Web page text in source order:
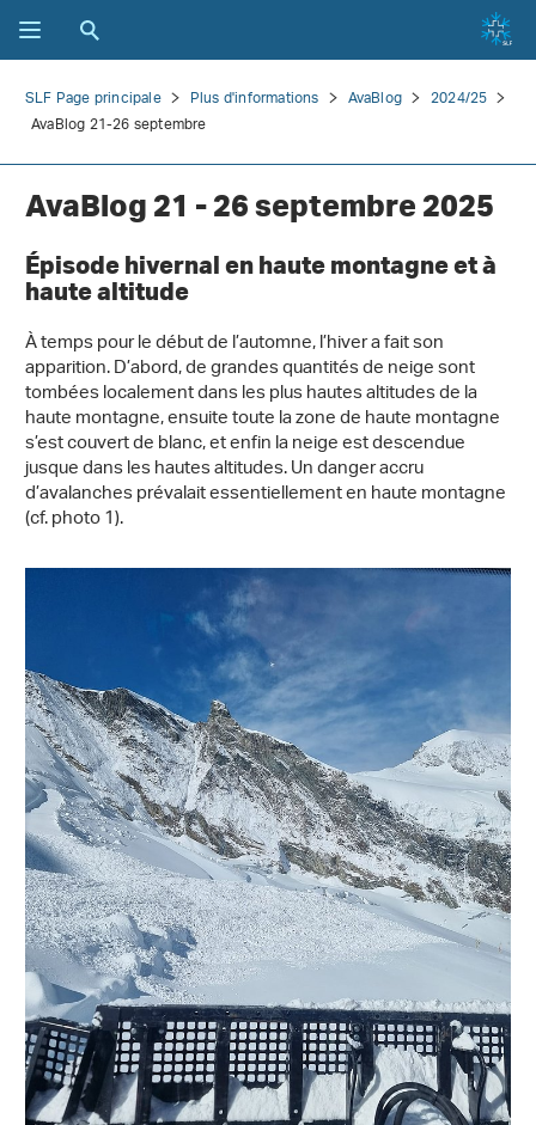
SLF Page principale Plus d'informations AvaBlog
2024/25
AvaBlog 21-26 septembre
AvaBlog 21 - 26 septembre 2025
Épisode hivernal en haute montagne et à
haute altitude
À temps pour le début de l’automne, l’hiver a fait son
apparition. D’abord, de grandes quantités de neige sont
tombées localement dans les plus hautes altitudes de la
haute montagne, ensuite toute la zone de haute montagne
s’est couvert de blanc, et enfin la neige est descendue
jusque dans les hautes altitudes. Un danger accru
d’avalanches prévalait essentiellement en haute montagne
(cf. photo 1).